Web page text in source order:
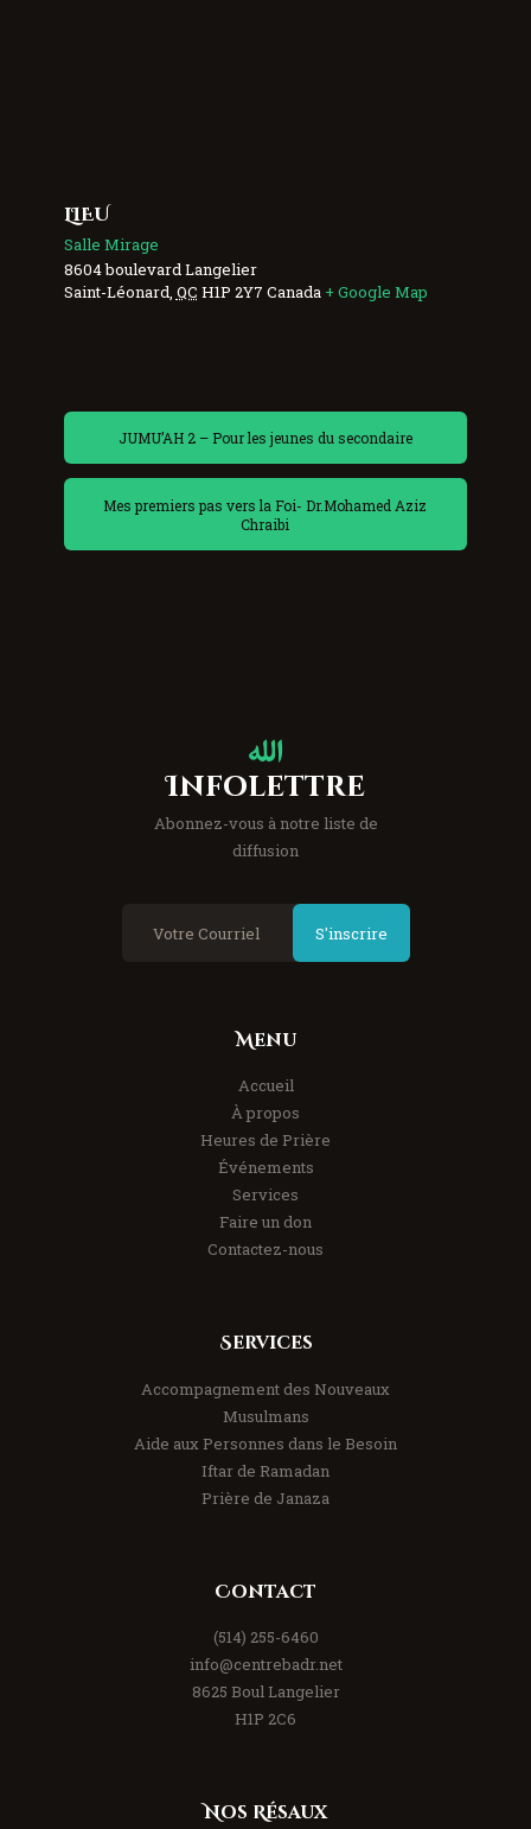
LIEU
Salle Mirage
8604 boulevard Langelier
Saint-Léonard QC H1P 2Y7 Canada + Google Map
JUMU’AH 2 – Pour les jeunes du secondaire
Mes premiers pas vers la Foi- Dr.Mohamed Aziz
Chraibi
Infolettre
Abonnez-vous à notre liste de
diffusion
S'inscrire
Menu
Accueil
À propos
Heures de Prière
Événements
Services
Faire un don
Contactez-nous
Services
Accompagnement des Nouveaux
Musulmans
Aide aux Personnes dans le Besoin
Iftar de Ramadan
Prière de Janaza
Contact
(514) 255-6460
info@centrebadr.net
8625 Boul Langelier
H1P 2C6
Nos Résaux